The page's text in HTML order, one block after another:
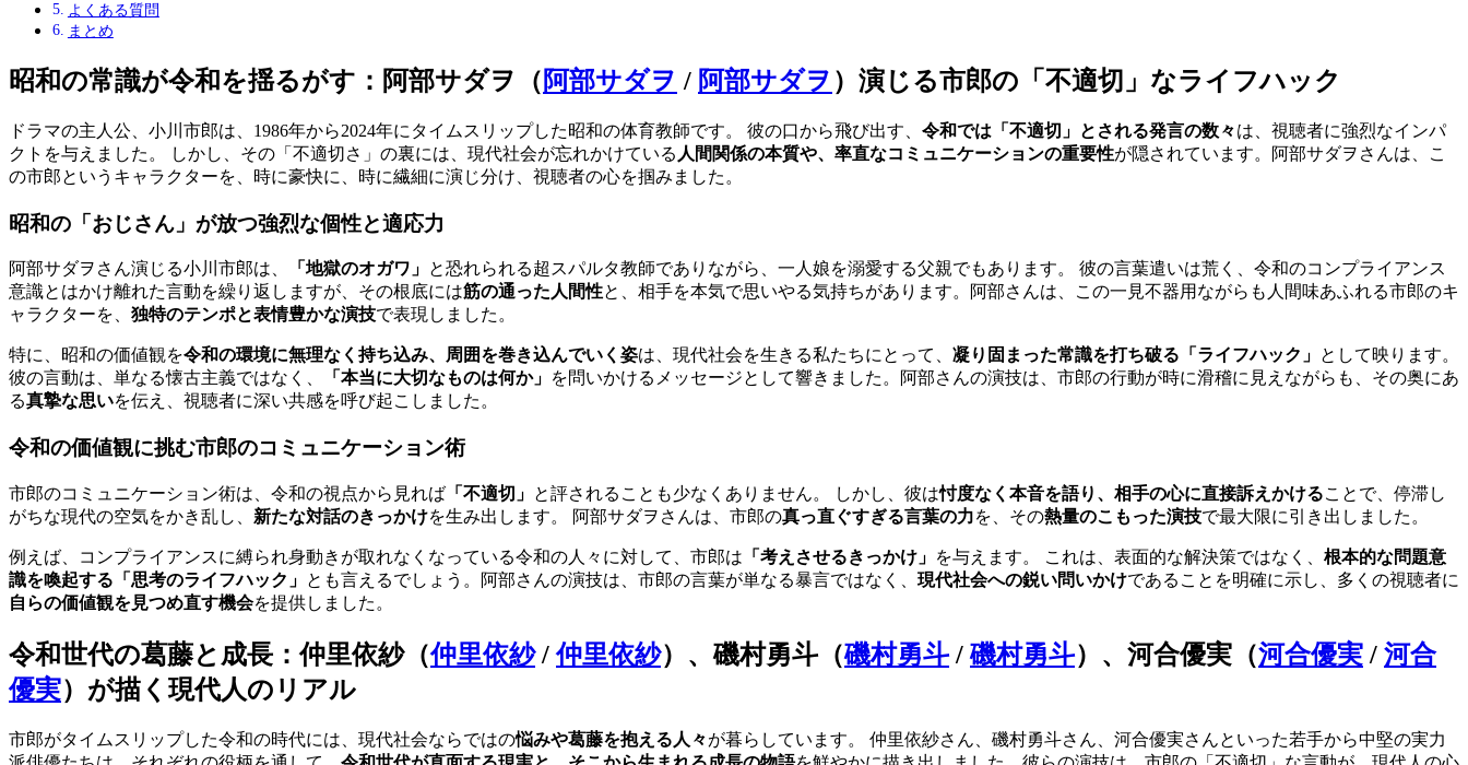
よくある質問
まとめ
昭和の常識が令和を揺るがす： 阿部サダヲ（ 阿部サダヲ / 阿部サダヲ ） 演じる市郎の「不適切」なライフハック
ドラマの主人公、小川市郎は、1986年から2024年にタイムスリップした昭和の体育教師です。 彼の口から飛び出す、 令和では「不適切」とされる発言の数々は、視聴者に強烈なインパ
クトを与えました。 しかし、その「不適切さ」の裏には、現代社会が忘れかけている 人間関係の本質や、率直なコミュニケーションの重要性が隠されています。阿部サダヲさんは、こ
の市郎というキャラクターを、時に豪快に、時に繊細に演じ分け、視聴者の心を掴みました。
昭和の「おじさん」が放つ強烈な個性と適応力
阿部サダヲさん演じる小川市郎は、 「地獄のオガワ」 と恐れられる超スパルタ教師でありながら、一人娘を溺愛する父親でもあります。 彼の言葉遣いは荒く、令和のコンプライアンス
意識とはかけ離れた言動を繰り返しますが、その根底には筋の通った人間性と、相手を本気で思いやる気持ちがあります。阿部さんは、この一見不器用ながらも人間味あふれる市郎のキ
ャラクターを、 独特のテンポと表情豊かな演技で表現しました。
特に、昭和の価値観を令和の環境に無理なく持ち込み、周囲を巻き込んでいく姿は、現代社会を生きる私たちにとって、 凝り固まった常識を打ち破る「ライフハック」 として映ります。
彼の言動は、単なる懐古主義ではなく、
「本当に大切なものは何か」 を問いかけるメッセージとして響きました。阿部さんの演技は、市郎の行動が時に滑稽に見えながらも、その奥にあ
る真摯な思いを伝え、視聴者に深い共感を呼び起こしました。
令和の価値観に挑む市郎のコミュニケーション術
市郎のコミュニケーション術は、令和の視点から見れば 「不適切」 と評されることも少なくありません。 しかし、彼は忖度なく本音を語り、相手の心に直接訴えかけることで、停滞し
がちな現代の空気をかき乱し、 新たな対話のきっかけを生み出します。 阿部サダヲさんは、市郎の真っ直ぐすぎる言葉の力を、その熱量のこもった演技で最大限に引き出しました。
例えば、コンプライアンスに縛られ身動きが取れなくなっている令和の人々に対して、市郎は 「考えさせるきっかけ」 を与えます。 これは、表面的な解決策ではなく、 根本的な問題意
識を喚起する「思考のライフハック」 とも言えるでしょう。阿部さんの演技は、市郎の言葉が単なる暴言ではなく、 現代社会への鋭い問いかけであることを明確に示し、多くの視聴者に
自らの価値観を見つめ直す機会を提供しました。
令和世代の葛藤と成長：仲里依紗（仲里依紗/仲里依紗） 、磯村勇斗（磯村勇斗/磯村勇斗） 、 河合優実（河合優実 / 河合
優実） が描く現代人のリアル
市郎がタイムスリップした令和の時代には、現代社会ならではの悩みや葛藤を抱える人々が暮らしています。 仲里依紗さん、磯村勇斗さん、河合優実さんといった若手から中堅の実力